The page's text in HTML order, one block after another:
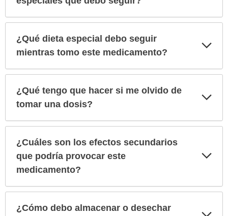
¿Qué dieta especial debo seguir
mientras tomo este medicamento?
¿Qué tengo que hacer si me olvido de
tomar una dosis?
¿Cuáles son los efectos secundarios
que podría provocar este
medicamento?
¿Cómo debo almacenar o desechar